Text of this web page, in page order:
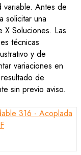
variable. Antes de
solicitar una
Soluciones. Las
técnicas
y de
variaciones en
de
sin previo aviso.